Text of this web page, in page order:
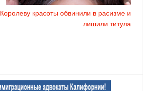
Королеву красоты обвинили в расизме и
лишили титула